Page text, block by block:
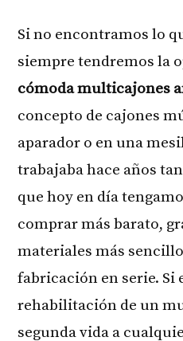
Si no encontramos lo
siempre tendremos la
cómoda multicajones
concepto de cajones
aparador o en una
trabajaba hace años
que hoy en día
comprar más barato,
materiales más
fabricación en serie. Si
rehabilitación de un
segunda vida a